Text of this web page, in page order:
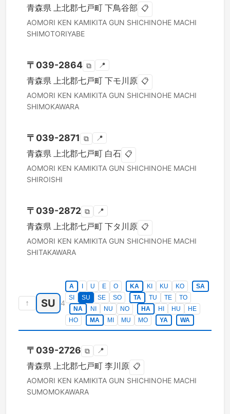
青森県 上北郡七戸町 下鳥谷部 📋
AOMORI KEN KAMIKITA GUN SHICHINOHE MACHI
SHIMOTORIYABE
〒 039-2864 ⧉ 📍
青森県 上北郡七戸町 下モ川原 📋
AOMORI KEN KAMIKITA GUN SHICHINOHE MACHI
SHIMOKAWARA
〒 039-2871 ⧉ 📍
青森県 上北郡七戸町 白石 📋
AOMORI KEN KAMIKITA GUN SHICHINOHE MACHI
SHIROISHI
〒 039-2872 ⧉ 📍
青森県 上北郡七戸町 下タ川原 📋
AOMORI KEN KAMIKITA GUN SHICHINOHE MACHI
SHITAKAWARA
↑ SU 4
A U E O KA KI KU KO
SA
SI
SU SE SO TA TU TE
TO
NA
NI NU NO HA HI HU
HE
HO
MA MI MU MO YA WA
〒 039-2726 ⧉ 📍
青森県 上北郡七戸町 李川原 📋
AOMORI KEN KAMIKITA GUN SHICHINOHE MACHI
SUMOMOKAWARA